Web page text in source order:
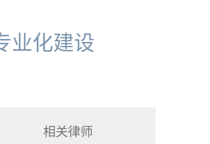
业化建设
相关律师